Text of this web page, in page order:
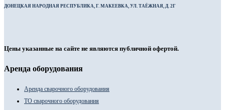
ДОНЕЦКАЯ НАРОДНАЯ РЕСПУБЛИКА, Г. МАКЕЕВКА, УЛ. ТАЁЖНАЯ, Д. 2Г
Цены указанные на сайте не являются публичной офертой.
Аренда оборудования
Аренда сварочного оборудования
ТО сварочного оборудования